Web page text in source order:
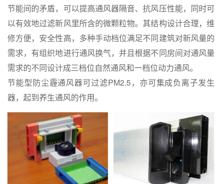
节能间的矛盾，可以提高通风器隔音、抗风压性能，同时可
以有效地过滤新风里所含的微颗粒物。其结构设计合理，维
修方便，安全性高，多种手动档位满足不同建筑对新风量的
需求，有组织地进行通风换气，并且根据不同房间对通风量
需求的不同设计成三档位自然通风和一档位动力通风。
节能型防尘霾通风器可过滤PM2.5，亦可集成负离子发生
器，起到养生通风的作用。